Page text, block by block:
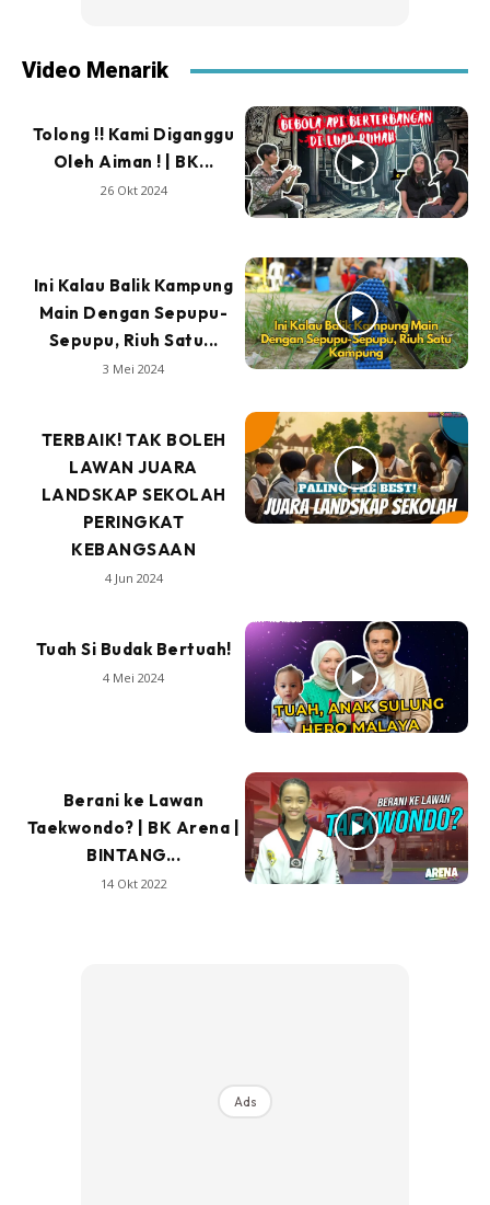
Video Menarik
Tolong !! Kami Diganggu
Oleh Aiman ! | BK...
26 Okt 2024
Ini Kalau Balik Kampung
Main Dengan Sepupu-
Sepupu, Riuh Satu...
3 Mei 2024
TERBAIK! TAK BOLEH
LAWAN JUARA
LANDSKAP SEKOLAH
PERINGKAT
KEBANGSAAN
4 Jun 2024
Tuah Si Budak Bertuah!
4 Mei 2024
Berani ke Lawan
Taekwondo? | BK Arena |
BINTANG...
14 Okt 2022
Ads